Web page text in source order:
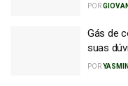
POR
Gás de
suas
POR